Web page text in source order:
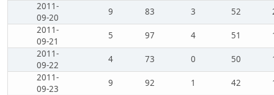
2011-
09-20
9 83 3 52
2011-
09-21
5 97 4 51
2011-
09-22
4 73 0 50
2011-
09-23
9 92 1 42